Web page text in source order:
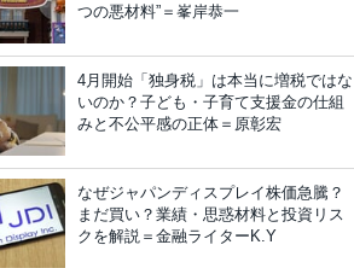
つの悪材料”＝峯岸恭一
4月開始「独身税」は本当に増税ではな
いのか？子ども・子育て支援金の仕組
みと不公平感の正体＝原彰宏
なぜジャパンディスプレイ株価急騰？
まだ買い？業績・思惑材料と投資リス
クを解説＝金融ライターK.Y